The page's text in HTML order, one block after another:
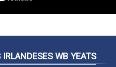
WB YEATS